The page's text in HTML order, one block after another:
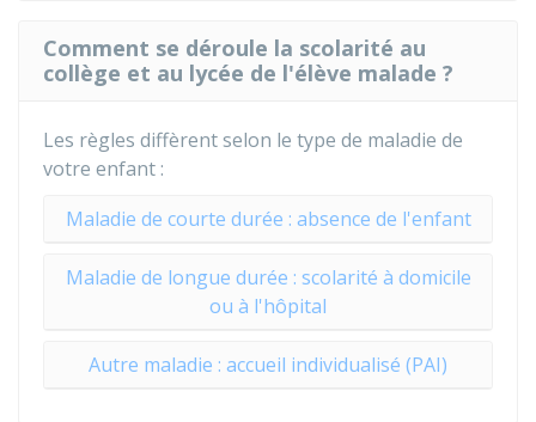
Comment se déroule la scolarité au
collège et au lycée de l'élève malade ?
Les règles diffèrent selon le type de maladie de
votre enfant :
Maladie de courte durée : absence de l'enfant
Maladie de longue durée : scolarité à domicile
ou à l'hôpital
Autre maladie : accueil individualisé (PAI)